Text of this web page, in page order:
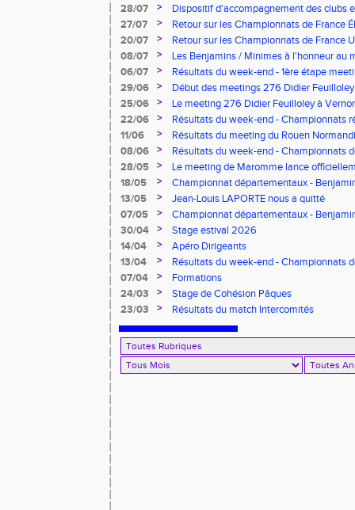
28/07 >
Dispositif d'accompagnement des clubs
pour l'embauche de volontaires au
27/07 >
Retour sur les Championnats de France
20/07
>
Retour sur les Championnats de France
08/07
>
Les Benjamins / Minimes à l'honneur au
06/07
>
Résultats du week-end - 1ère étape
Pointes d'Or - Pré-France CJESM
29/06 >
Début des meetings 276 Didier Feuilloley
25/06
>
Le meeting 276 Didier Feuilloley à
22/06
>
Résultats du week-end - Championnats
11/06
>
Résultats du meeting du Rouen
08/06
>
Résultats du week-end - Championnats
8.2.2.8 et Finale départementale des
28/05 >
Le meeting de Maromme lance
CDA 76
18/05 >
Championnat départementaux -
13/05
>
Jean-Louis LAPORTE nous a quitté
07/05
>
Championnat départementaux -
30/04
>
Stage estival 2026
14/04
>
Apéro Dirigeants
13/04
>
Résultats du week-end - Championnats
Benjamins/Minimes - EO Adultes
07/04 >
Formations
24/03
>
Stage de Cohésion Pâques
23/03
> Résultats du match Intercomités